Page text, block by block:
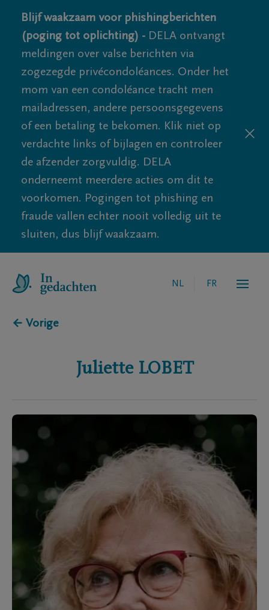
Blijf waakzaam voor phishingberichten
(poging tot oplichting) - DELA ontvangt
meldingen over valse berichten via
zogezegde privécondoléances. Onder het
mom van een condoléance tracht men
mailadressen, andere persoonsgegevens
of een betaling te bekomen. Klik niet op
verdachte links of bijlagen en controleer
de afzender zorgvuldig. DELA
onderneemt meerdere acties om dit te
voorkomen. Pogingen tot phishing en
fraude vallen echter nooit volledig uit te
sluiten, dus blijf waakzaam.
NL FR
← Vorige
Juliette LOBET